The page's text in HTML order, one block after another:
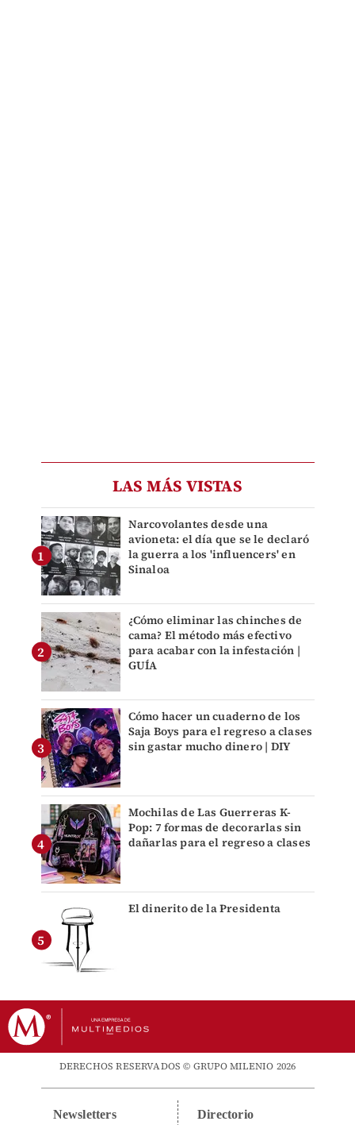
LAS MÁS VISTAS
Narcovolantes desde una
avioneta: el día que se le declaró
la guerra a los 'influencers' en
Sinaloa
¿Cómo eliminar las chinches de
cama? El método más efectivo
para acabar con la infestación |
GUÍA
Cómo hacer un cuaderno de los
Saja Boys para el regreso a clases
sin gastar mucho dinero | DIY
Mochilas de Las Guerreras K-
Pop: 7 formas de decorarlas sin
dañarlas para el regreso a clases
El dinerito de la Presidenta
DERECHOS RESERVADOS © GRUPO MILENIO 2026
Newsletters Directorio